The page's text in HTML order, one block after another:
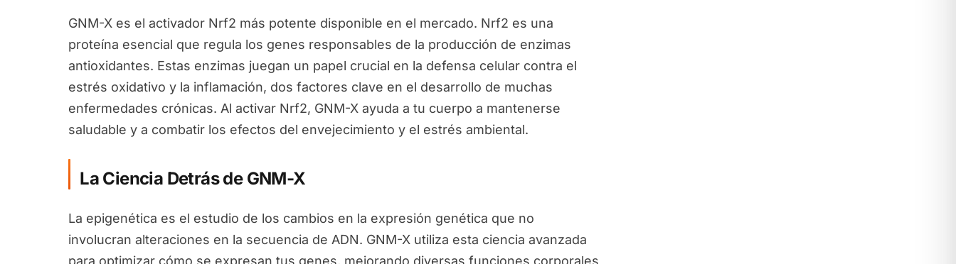
GNM-X es el activador Nrf2 más potente disponible en el mercado. Nrf2 es una
proteína esencial que regula los genes responsables de la producción de enzimas
antioxidantes. Estas enzimas juegan un papel crucial en la defensa celular contra el
estrés oxidativo y la inflamación, dos factores clave en el desarrollo de muchas
enfermedades crónicas. Al activar Nrf2, GNM-X ayuda a tu cuerpo a mantenerse
saludable y a combatir los efectos del envejecimiento y el estrés ambiental.
La Ciencia Detrás de GNM-X
La epigenética es el estudio de los cambios en la expresión genética que no
involucran alteraciones en la secuencia de ADN. GNM-X utiliza esta ciencia avanzada
para optimizar cómo se expresan tus genes, mejorando diversas funciones corporales